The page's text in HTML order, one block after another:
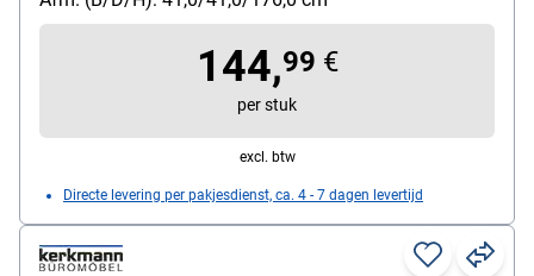
144,99 €
per stuk
excl. btw
Directe levering per pakjesdienst, ca. 4 - 7 dagen levertijd